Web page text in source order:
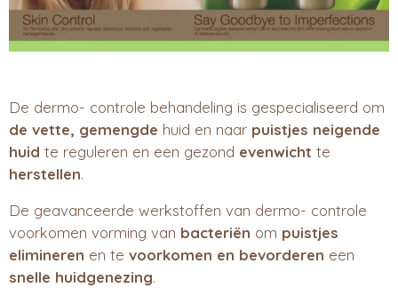
De dermo- controle behandeling is gespecialiseerd om
de vette, gemengde huid en naar puistjes neigende
huid te reguleren en een gezond evenwicht te
herstellen.
De geavanceerde werkstoffen van dermo- controle
voorkomen vorming van bacteriën om puistjes
elimineren en te voorkomen en bevorderen een
snelle huidgenezing.